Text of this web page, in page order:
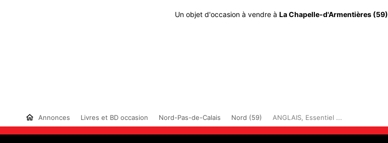
Un objet d'occasion à vendre à La Chapelle-d'Armentières (59)
Annonces Livres et BD occasion Nord-Pas-de-Calais Nord (59) ANGLAIS, Essentiel ...